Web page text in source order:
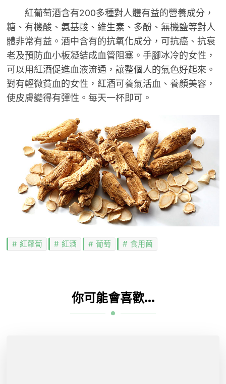
紅葡萄酒含有200多種對人體有益的營養成分，
糖、有機酸、氨基酸、維生素、多酚、無機鹽等對人
體非常有益。酒中含有的抗氧化成分，可抗癌、抗衰
老及預防血小板凝結成血管阻塞。手腳冰冷的女性，
可以用紅酒促進血液流通，讓整個人的氣色好起來。
對有輕微貧血的女性，紅酒可養氣活血、養顏美容，
使皮膚變得有彈性。每天一杯即可。
紅蘿蔔 紅酒 葡萄 食用菌
你可能會喜歡...